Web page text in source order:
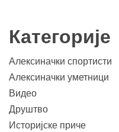
Категорије
Алексиначки спортисти
Алексиначки уметници
Видео
Друштво
Историјске приче